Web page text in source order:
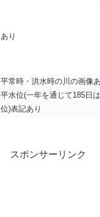
あり
平常時・洪水時の川の画像あ
平水位(一年を通じて185日
位)表記あり
スポンサーリンク